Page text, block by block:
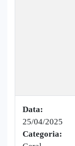
Data:
25/04/2025
Categoria: